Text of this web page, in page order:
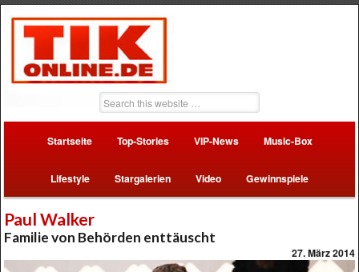
Startseite Top-Stories VIP-News Music-Box
Lifestyle Stargalerien Video Gewinnspiele
Paul Walker
Familie von Behörden enttäuscht
27. März 2014